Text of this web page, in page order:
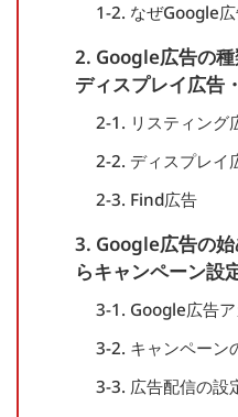
1-2. なぜGoogle
2. Google広告の種
ディスプレイ広告
2-1. リスティング
2-2. ディスプレイ
2-3. Find広告
3. Google広告の
らキャンペーン設
3-1. Google広告
3-2. キャンペーン
3-3. 広告配信の設